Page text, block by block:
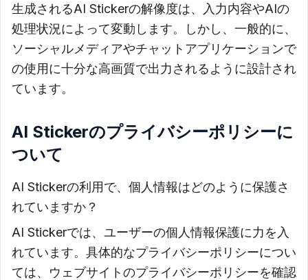
生成されるAI Stickerの解像度は、入力内容やAIの
処理状況によって変動します。しかし、一般的に、
ソーシャルメディアやチャットアプリケーションで
の使用に十分な高画質で出力されるように設計され
ています。
AI Stickerのプライバシーポリシーに
ついて
AI Stickerの利用で、個人情報はどのように保護さ
れていますか？
AI Stickerでは、ユーザーの個人情報保護に力を入
れています。具体的なプライバシーポリシーについ
ては、ウェブサイトのプライバシーポリシーを確認